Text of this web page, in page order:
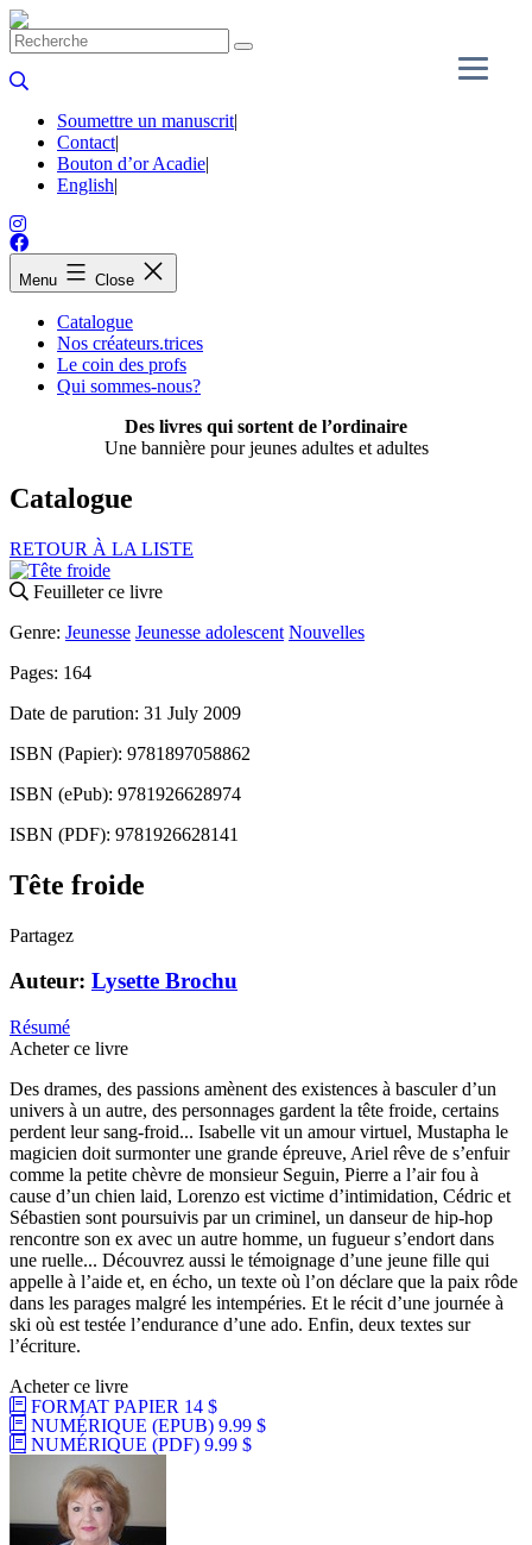
Skip
to
Soumettre un manuscrit|
Contact|
Bouton d’or Acadie|
English|
Menu Close
Catalogue
Nos créateurs.trices
Le coin des profs
Qui sommes-nous?
Des livres qui sortent de l’ordinaire
Une bannière pour jeunes adultes et adultes
Catalogue
RETOUR À LA LISTE
Feuilleter ce livre
Genre: Jeunesse Jeunesse adolescent Nouvelles
Pages: 164
Date de parution: 31 July 2009
ISBN (Papier): 9781897058862
ISBN (ePub): 9781926628974
ISBN (PDF): 9781926628141
Tête froide
Partagez
Auteur: Lysette Brochu
Résumé
Acheter ce livre
Des drames, des passions amènent des existences à basculer d’un
univers à un autre, des personnages gardent la tête froide, certains
perdent leur sang-froid... Isabelle vit un amour virtuel, Mustapha le
magicien doit surmonter une grande épreuve, Ariel rêve de s’enfuir
comme la petite chèvre de monsieur Seguin, Pierre a l’air fou à
cause d’un chien laid, Lorenzo est victime d’intimidation, Cédric et
Sébastien sont poursuivis par un criminel, un danseur de hip-hop
rencontre son ex avec un autre homme, un fugueur s’endort dans
une ruelle... Découvrez aussi le témoignage d’une jeune fille qui
appelle à l’aide et, en écho, un texte où l’on déclare que la paix rôde
dans les parages malgré les intempéries. Et le récit d’une journée à
ski où est testée l’endurance d’une ado. Enfin, deux textes sur
l’écriture.
Acheter ce livre
FORMAT PAPIER 14 $
NUMÉRIQUE (EPUB) 9.99 $
NUMÉRIQUE (PDF) 9.99 $